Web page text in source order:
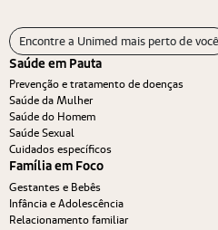
Encontre a Unimed mais perto de você
Saúde em Pauta
Prevenção e tratamento de doenças
Saúde da Mulher
Saúde do Homem
Saúde Sexual
Cuidados específicos
Família em Foco
Gestantes e Bebês
Infância e Adolescência
Relacionamento familiar